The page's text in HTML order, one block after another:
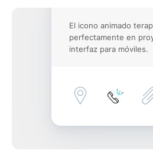
El icono animado
perfectamente en
interfaz para móviles.